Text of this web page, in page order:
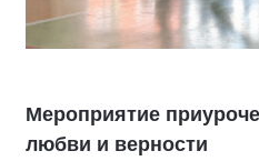
Мероприятие
любви и верности